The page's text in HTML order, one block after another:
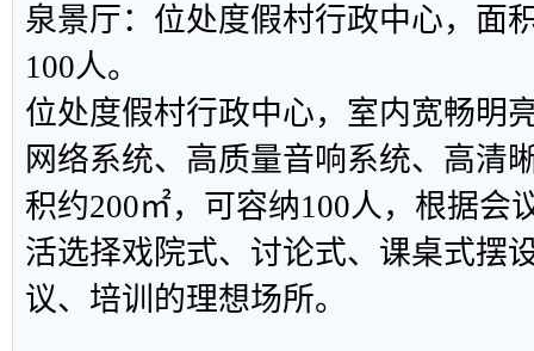
泉景厅：位处度假村行政中心，面
100人。
位处度假村行政中心，室内宽畅明
网络系统、高质量音响系统、高清
积约200㎡，可容纳100人，根据会
活选择戏院式、讨论式、课桌式摆
议、培训的理想场所。